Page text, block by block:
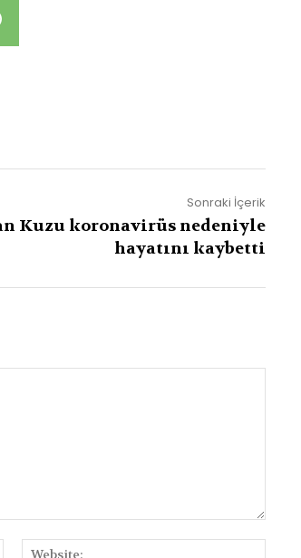
Sonraki İçerik
Kuzu koronavirüs nedeniyle
hayatını kaybetti